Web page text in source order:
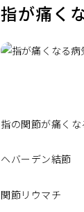
指が痛く
指の関節が痛く
ヘバーデン結節
関節リウマチ